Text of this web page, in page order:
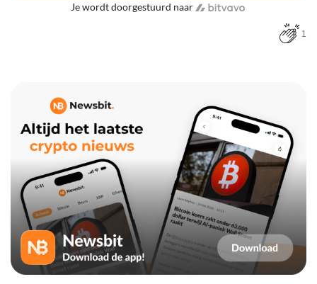
Je wordt doorgestuurd naar
1